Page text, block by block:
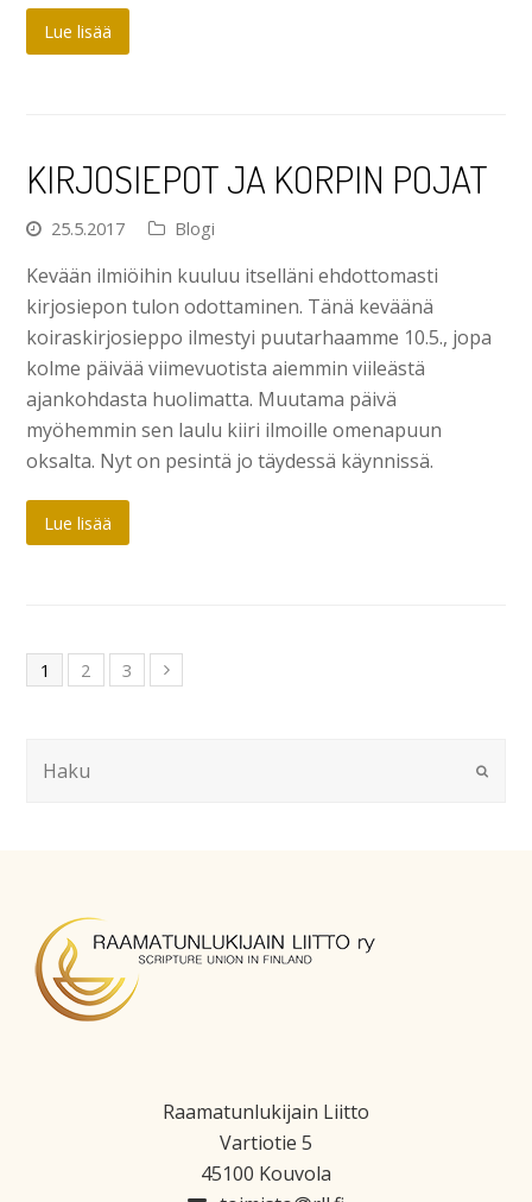
Lue lisää
KIRJOSIEPOT JA KORPIN POJAT
25.5.2017 Blogi
Kevään ilmiöihin kuuluu itselläni ehdottomasti
kirjosiepon tulon odottaminen. Tänä keväänä
koiraskirjosieppo ilmestyi puutarhaamme 10.5., jopa
kolme päivää viimevuotista aiemmin viileästä
ajankohdasta huolimatta. Muutama päivä
myöhemmin sen laulu kiiri ilmoille omenapuun
oksalta. Nyt on pesintä jo täydessä käynnissä.
Lue lisää
1 2 3
Raamatunlukijain Liitto
Vartiotie 5
45100 Kouvola